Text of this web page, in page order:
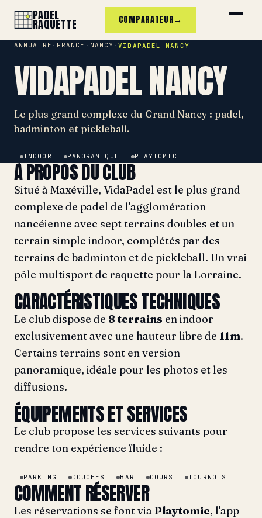
PADEL
RAQUETTE COMPARATEUR→
ANNUAIRE · FRANCE · NANCY ·VIDAPADEL NANCY
VIDAPADEL NANCY
Le plus grand complexe du Grand Nancy : padel,
badminton et pickleball.
INDOOR PANORAMIQUE PLAYTOMIC
À PROPOS DU CLUB
Situé à Maxéville, VidaPadel est le plus grand
complexe de padel de l'agglomération
nancéienne avec sept terrains doubles et un
terrain simple indoor, complétés par des
terrains de badminton et de pickleball. Un vrai
pôle multisport de raquette pour la Lorraine.
CARACTÉRISTIQUES TECHNIQUES
Le club dispose de 8 terrains en indoor
exclusivement avec une hauteur libre de 11m.
Certains terrains sont en version
panoramique, idéale pour les photos et les
diffusions.
ÉQUIPEMENTS ET SERVICES
Le club propose les services suivants pour
rendre ton expérience fluide :
PARKING DOUCHES BAR COURS TOURNOIS
COMMENT RÉSERVER
Les réservations se font via Playtomic, l'app